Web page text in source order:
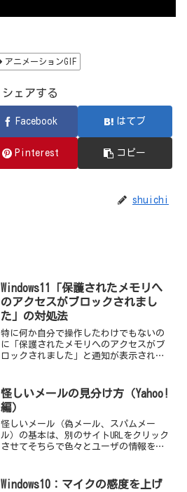
アニメーションGIF
シェアする
Facebook はてブ
Pinterest コピー
shuichi
Windows11「保護されたメモリへ
のアクセスがブロックされまし
た」の対処法
特に何か自分で操作したわけでもないの
に「保護されたメモリへのアクセスがブ
ロックされました」と通知が表示される
怪しいメールの見分け方（Yahoo!
編）
怪しいメール（偽メール、スパムメー
ル）の基本は、別のサイトURLをクリック
させてそちらで色々とユーザの情報を入
本だ。
Windows10：マイクの感度を上げ